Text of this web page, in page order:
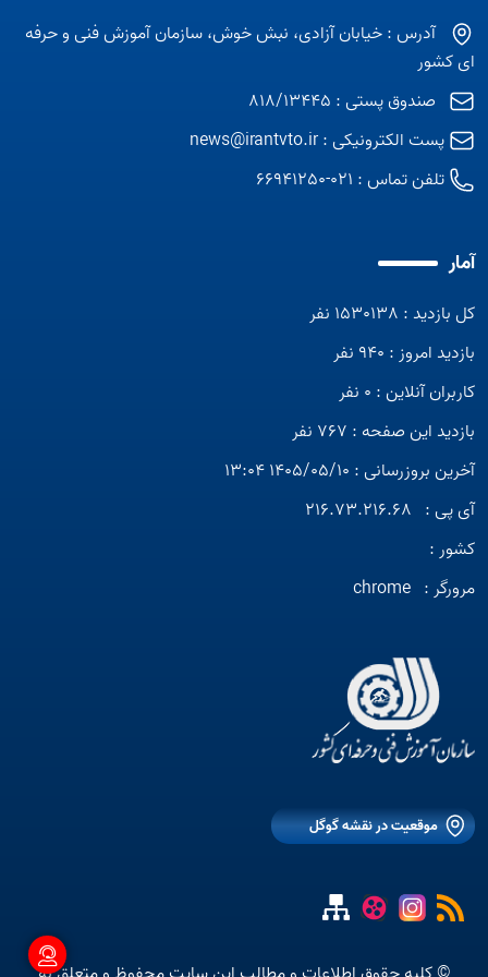
آدرس : خیابان آزادی، نبش خوش، سازمان آموزش فنی و حرفه
ای کشور
صندوق پستی : 818/13445
پست الکترونیکی :news@irantvto.ir
تلفن تماس : 021-66941250
آمار
کل بازدید : 1530138 نفر
بازدید امروز : 940 نفر
کاربران آنلاین : 0 نفر
بازدید این صفحه : 767 نفر
آخرین بروزرسانی : 1405/05/10 13:04
آی پی : 216.73.216.68
کشور :
مرورگر : chrome
موقعیت در نقشه گوگل